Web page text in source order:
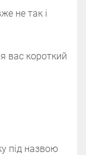
не так і
вас короткий
під назвою